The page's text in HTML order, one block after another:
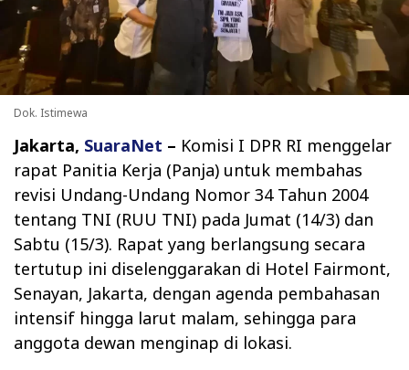
Dok. Istimewa
Jakarta, SuaraNet – Komisi I DPR RI menggelar
rapat Panitia Kerja (Panja) untuk membahas
revisi Undang-Undang Nomor 34 Tahun 2004
tentang TNI (RUU TNI) pada Jumat (14/3) dan
Sabtu (15/3). Rapat yang berlangsung secara
tertutup ini diselenggarakan di Hotel Fairmont,
Senayan, Jakarta, dengan agenda pembahasan
intensif hingga larut malam, sehingga para
anggota dewan menginap di lokasi.